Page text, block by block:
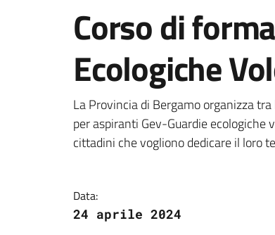
Corso di
Ecologiche
Dettagli della
La Provincia di Bergamo organizza
per aspiranti Gev-Guardie
cittadini che vogliono dedicare il loro
Data:
24 aprile 2024